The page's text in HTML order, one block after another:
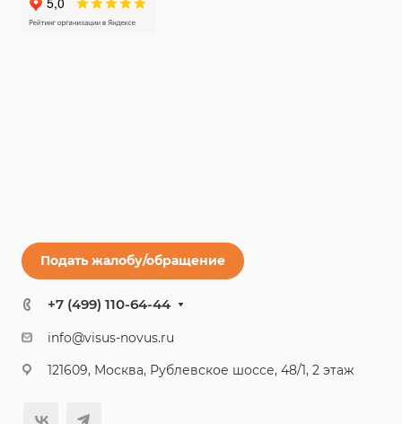
Подать жалобу/обращение
+7 (499) 110-64-44
info@visus-novus.ru
121609, Москва, Рублевское шоссе, 48/1, 2 этаж